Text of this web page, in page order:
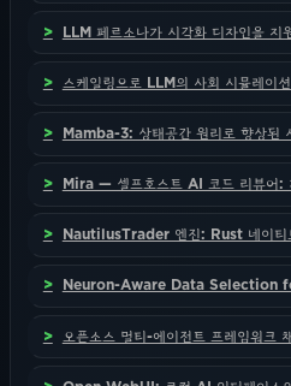
LLM 페르소나가 시각화 디자인을
스케일링으로 LLM의 사회 시뮬레이
Mamba-3: 상태공간 원리로 향상된
Mira — 셀프호스트 AI 코드 리뷰어:
NautilusTrader 엔진: Rust 네이티
Neuron-Aware Data Selection
오픈소스 멀티-에이전트 프레임워크